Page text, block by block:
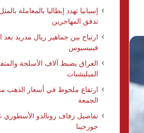
إسبانيا تهدد إيطاليا بالمعاملة
تدفق المهاجرين
ارتياح بين جماهير ريال مدريد بعد
فينيسيوس
العراق يضبط آلاف الأسلحة
الميليشبات
ارتفاع ملحوظ في أسعار الذهب
الجمعة
تفاصيل زفاف رونالدو
جورجينا